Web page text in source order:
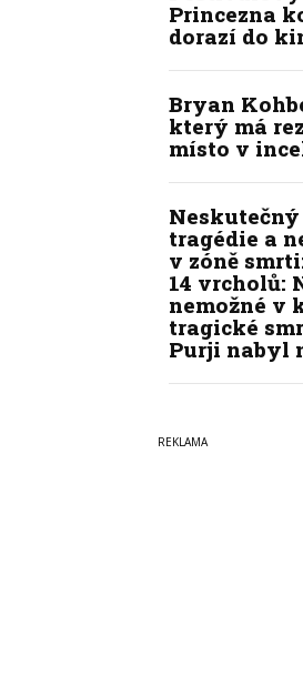
Princezna
dorazí do
Bryan
který má
místo v
tragédie a
v zóně
14 vrcholů:
nemožné v
tragické
Purji nabyl